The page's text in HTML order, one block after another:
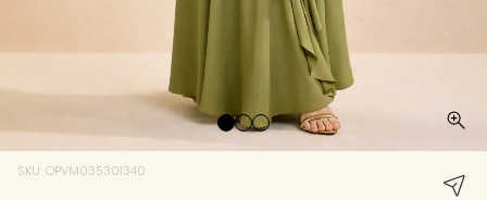
SKU: OPVM035301340